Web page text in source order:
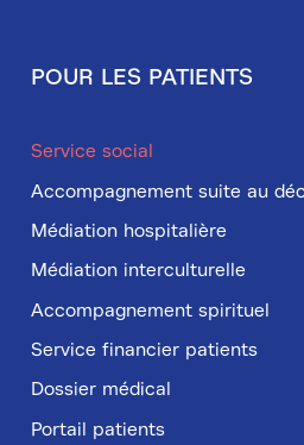
POUR LES PATIENTS
Service social
Accompagnement suite au
Médiation hospitalière
Médiation interculturelle
Accompagnement spirituel
Service financier patients
Dossier médical
Portail patients